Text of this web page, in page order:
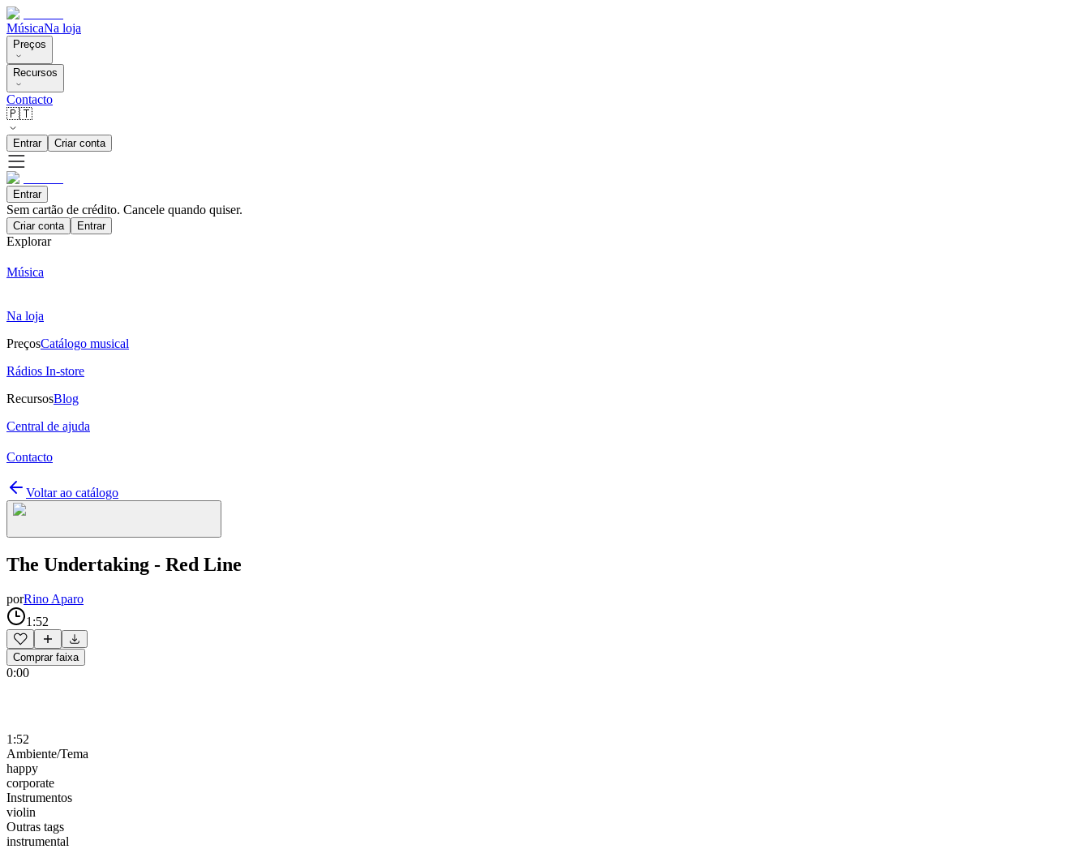
MúsicaNa loja
Preços
Recursos
Contacto
🇵🇹
Entrar Criar conta
Entrar
Sem cartão de crédito. Cancele quando quiser.
Criar conta Entrar
Explorar
Música
Na loja
PreçosCatálogo musical
Rádios In-store
RecursosBlog
Central de ajuda
Contacto
Voltar ao catálogo
The Undertaking - Red Line
porRino Aparo
1:52
Comprar faixa
0:00
1:52
Ambiente/Tema
happy
corporate
Instrumentos
violin
Outras tags
instrumental